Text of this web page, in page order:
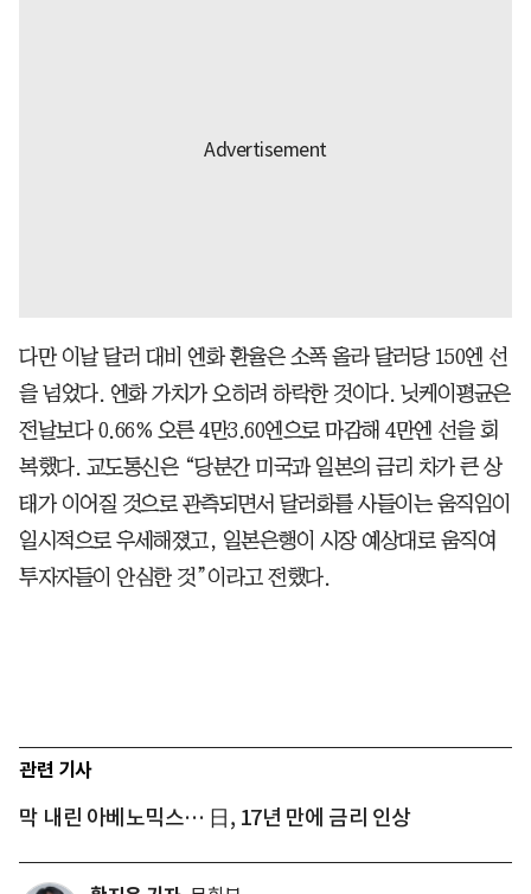
다만 이날 달러 대비 엔화 환율은 소폭 올라 달러당 150엔 선
을 넘었다. 엔화 가치가 오히려 하락한 것이다. 닛케이평균은
전날보다 0.66% 오른 4만3.60엔으로 마감해 4만엔 선을 회
복했다. 교도통신은 “당분간 미국과 일본의 금리 차가 큰 상
태가 이어질 것으로 관측되면서 달러화를 사들이는 움직임이
일시적으로 우세해졌고, 일본은행이 시장 예상대로 움직여
투자자들이 안심한 것”이라고 전했다.
관련 기사
막 내린 아베노믹스… 日, 17년 만에 금리 인상